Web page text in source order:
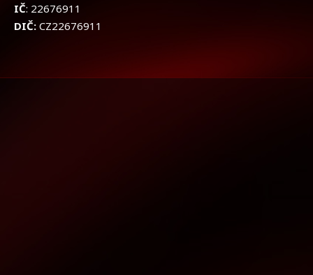
IČ: 22676911
DIČ: CZ22676911